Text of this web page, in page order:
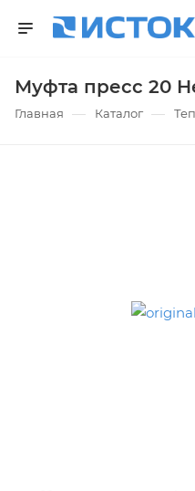
Муфта пресс 20
Главная — Каталог —